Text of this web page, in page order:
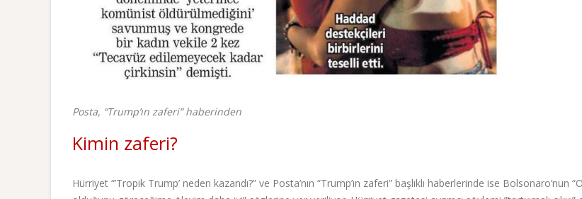
Posta, “Trump’ın zaferi” haberinden
Kimin zaferi?
Hürriyet “’Tropik Trump’ neden kazandı?” ve Posta’nın “Trump’ın zaferi” başlıklı haberlerinde ise Bolsonaro’nun